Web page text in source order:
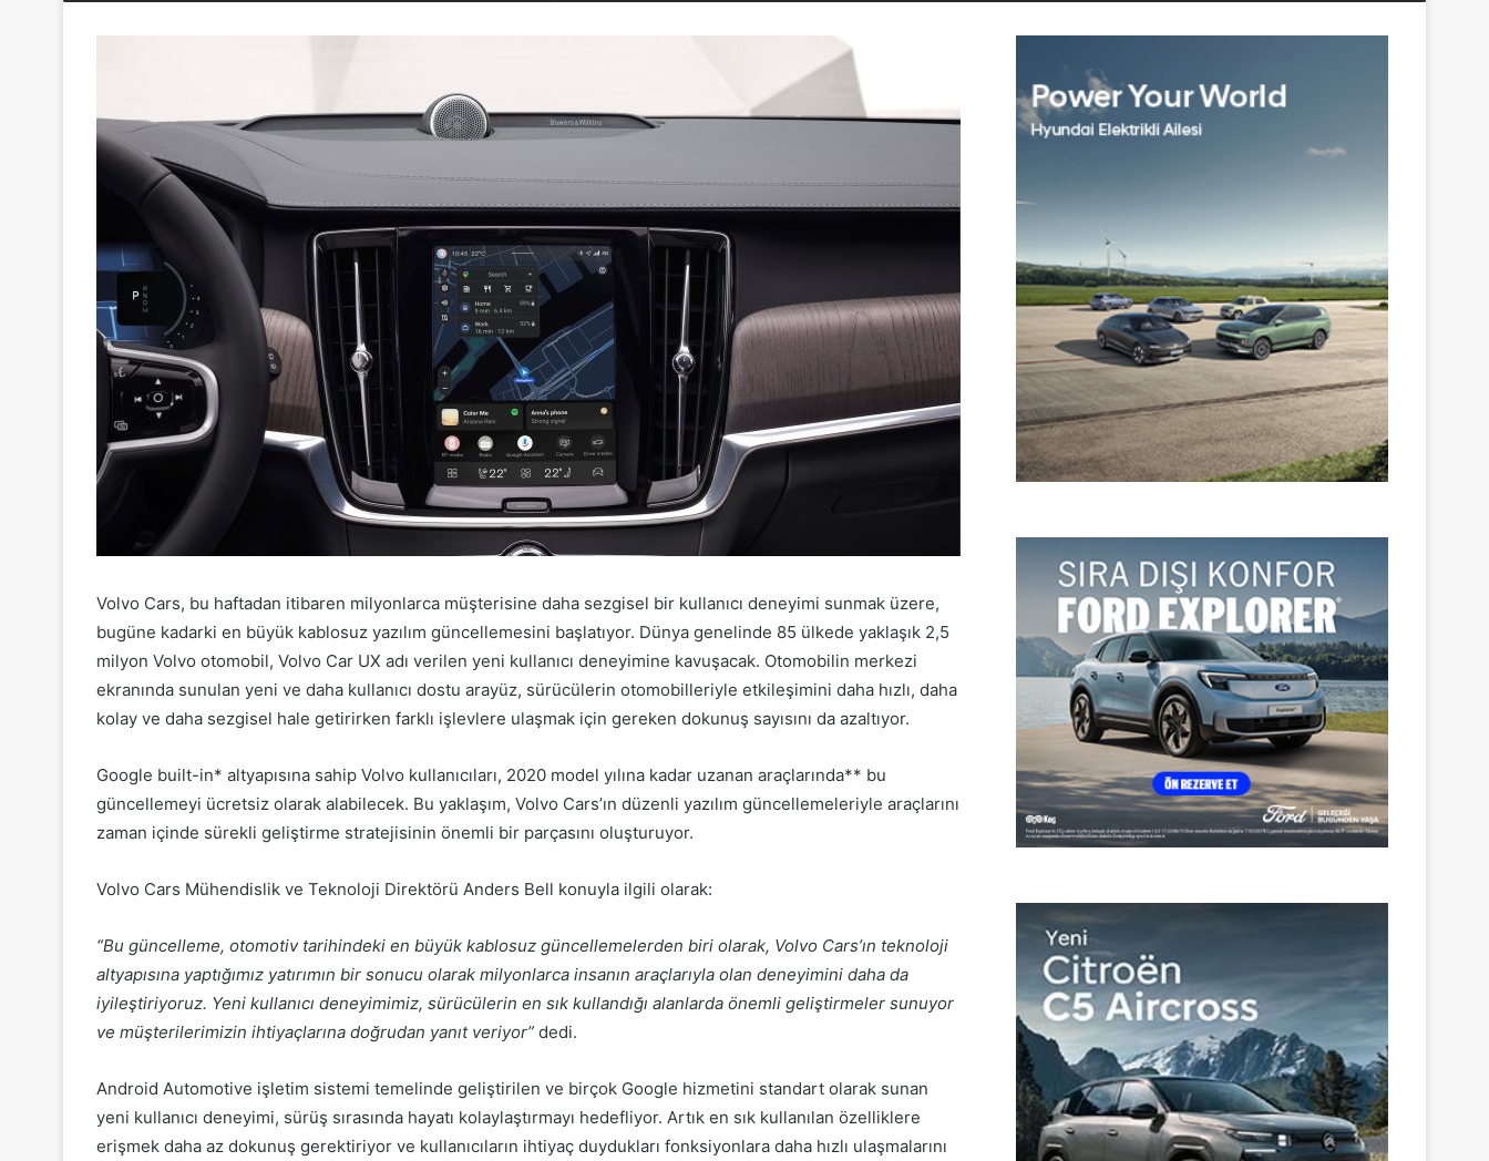
Volvo Cars, bu haftadan itibaren milyonlarca müşterisine daha sezgisel bir kullanıcı deneyimi sunmak üzere,
bugüne kadarki en büyük kablosuz yazılım güncellemesini başlatıyor. Dünya genelinde 85 ülkede yaklaşık 2,5
milyon Volvo otomobil, Volvo Car UX adı verilen yeni kullanıcı deneyimine kavuşacak. Otomobilin merkezi
ekranında sunulan yeni ve daha kullanıcı dostu arayüz, sürücülerin otomobilleriyle etkileşimini daha hızlı, daha
kolay ve daha sezgisel hale getirirken farklı işlevlere ulaşmak için gereken dokunuş sayısını da azaltıyor.
Google built-in* altyapısına sahip Volvo kullanıcıları, 2020 model yılına kadar uzanan araçlarında** bu
güncellemeyi ücretsiz olarak alabilecek. Bu yaklaşım, Volvo Cars’ın düzenli yazılım güncellemeleriyle araçlarını
zaman içinde sürekli geliştirme stratejisinin önemli bir parçasını oluşturuyor.
Volvo Cars Mühendislik ve Teknoloji Direktörü Anders Bell konuyla ilgili olarak:
“Bu güncelleme, otomotiv tarihindeki en büyük kablosuz güncellemelerden biri olarak, Volvo Cars’ın teknoloji
altyapısına yaptığımız yatırımın bir sonucu olarak milyonlarca insanın araçlarıyla olan deneyimini daha da
iyileştiriyoruz. Yeni kullanıcı deneyimimiz, sürücülerin en sık kullandığı alanlarda önemli geliştirmeler sunuyor
ve müşterilerimizin ihtiyaçlarına doğrudan yanıt veriyor” dedi.
Android Automotive işletim sistemi temelinde geliştirilen ve birçok Google hizmetini standart olarak sunan
yeni kullanıcı deneyimi, sürüş sırasında hayatı kolaylaştırmayı hedefliyor. Artık en sık kullanılan özelliklere
erişmek daha az dokunuş gerektiriyor ve kullanıcıların ihtiyaç duydukları fonksiyonlara daha hızlı ulaşmalarını